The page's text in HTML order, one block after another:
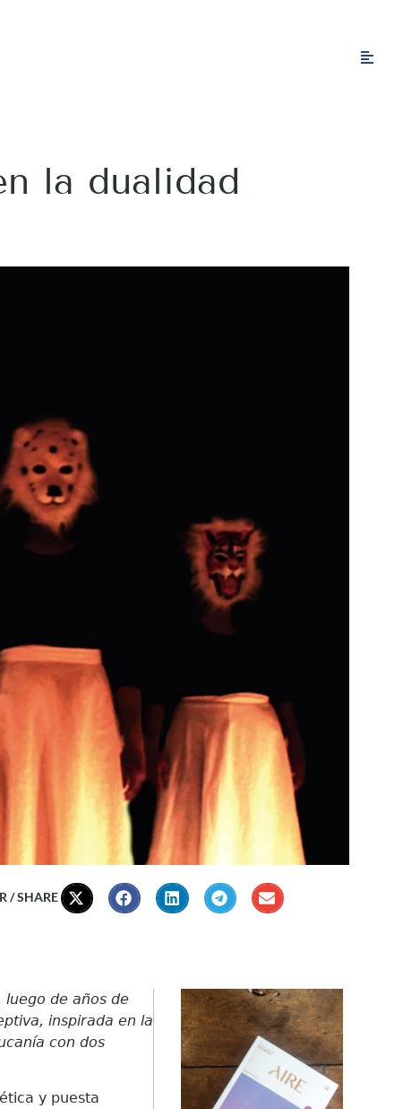
la dualidad
/ SHARE
luego de años de
inspirada en la
con dos
y puesta